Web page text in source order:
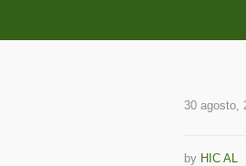
30 agosto,
by HIC AL